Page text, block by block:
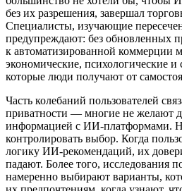
без их разрешения, завершал
Специалисты, изучающие
предупреждают: без обновленных
к автоматизированной коммерции
экономические, психологические
которые люди получают от
Часть колебаний пользователей
приватности — многие не желают
информацией с ИИ-платформами.
контролировать выбор. Когда
логику ИИ-рекомендаций, их
падают. Более того, исследования
намеренно выбирают варианты,